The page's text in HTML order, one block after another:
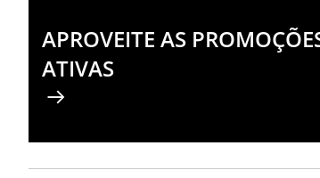
APROVEITE AS
ATIVAS